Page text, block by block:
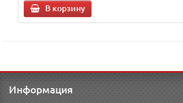
В корзину
Информация